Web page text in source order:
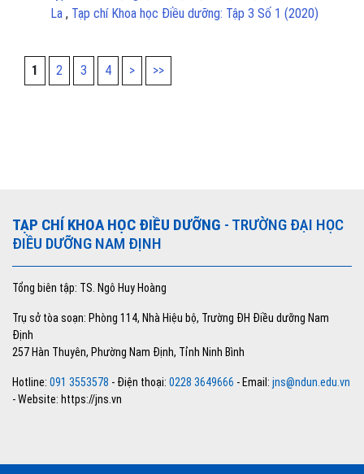
La , Tạp chí Khoa học Điều dưỡng: Tập 3 Số 1 (2020)
1 2 3 4 > >>
TẠP CHÍ KHOA HỌC ĐIỀU DƯỠNG - TRƯỜNG ĐẠI HỌC
ĐIỀU DƯỠNG NAM ĐỊNH
Tổng biên tập: TS. Ngô Huy Hoàng
Trụ sở tòa soạn: Phòng 114, Nhà Hiệu bộ, Trường ĐH Điều dưỡng Nam
Định
257 Hàn Thuyên, Phường Nam Định, Tỉnh Ninh Bình
Hotline: 091 3553578 - Điện thoại: 0228 3649666 - Email: jns@ndun.edu.vn
- Website: https://jns.vn